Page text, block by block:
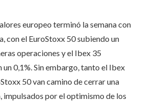
europeo terminó la semana con
con el EuroStoxx 50 subiendo un
operaciones y el Ibex 35
un 0,1%. Sin embargo, tanto el Ibex
50 van camino de cerrar una
impulsados ​​por el optimismo de los